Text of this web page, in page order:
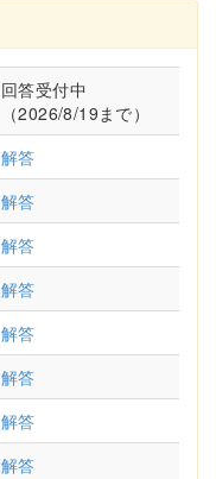
回答受付中
（2026/8/19まで）
解答
解答
解答
解答
解答
解答
解答
解答